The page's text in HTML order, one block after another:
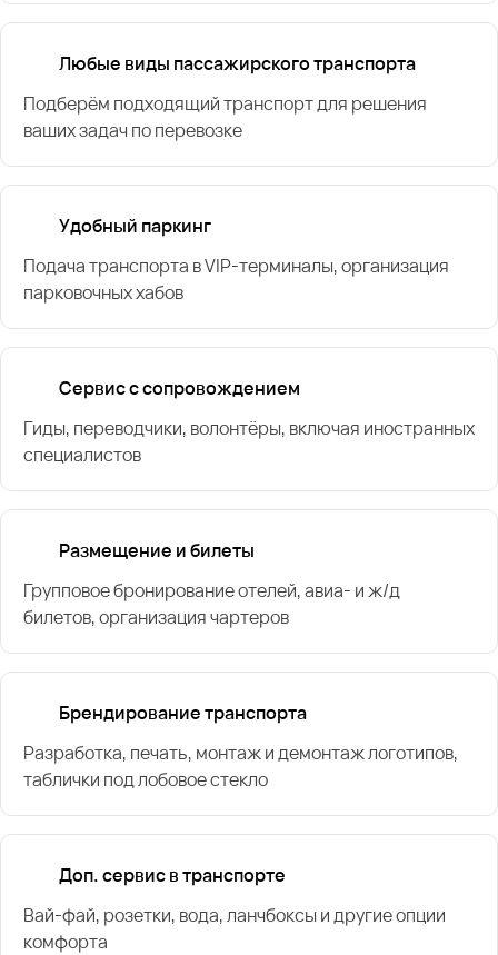
Любые виды пассажирского транспорта
Подберём подходящий транспорт для решения
ваших задач по перевозке
Удобный паркинг
Подача транспорта в VIP-терминалы, организация
парковочных хабов
Сервис с сопровождением
Гиды, переводчики, волонтёры, включая иностранных
специалистов
Размещение и билеты
Групповое бронирование отелей, авиа- и ж/д
билетов, организация чартеров
Брендирование транспорта
Разработка, печать, монтаж и демонтаж логотипов,
таблички под лобовое стекло
Доп. сервис в транспорте
Вай-фай, розетки, вода, ланчбоксы и другие опции
комфорта